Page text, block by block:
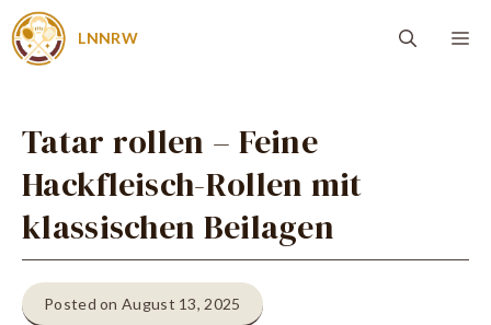
Zum
Inhalt
LNNRW
Tatar rollen – Feine
Hackfleisch-Rollen mit
klassischen Beilagen
Posted on August 13, 2025